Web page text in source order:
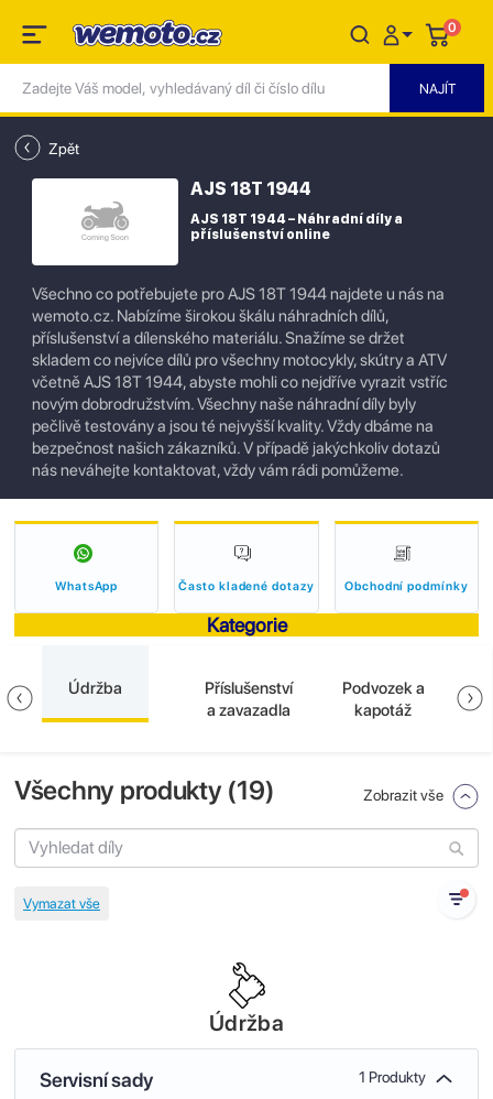
0
Zpět
AJS 18T 1944
AJS 18T 1944 – Náhradní díly a
příslušenství online
Všechno co potřebujete pro AJS 18T 1944 najdete u nás na
wemoto.cz. Nabízíme širokou škálu náhradních dílů,
příslušenství a dílenského materiálu. Snažíme se držet
skladem co nejvíce dílů pro všechny motocykly, skútry a ATV
včetně AJS 18T 1944, abyste mohli co nejdříve vyrazit vstříc
novým dobrodružstvím. Všechny naše náhradní díly byly
pečlivě testovány a jsou té nejvyšší kvality. Vždy dbáme na
bezpečnost našich zákazníků. V případě jakýchkoliv dotazů
nás neváhejte kontaktovat, vždy vám rádi pomůžeme.
WhatsApp Často kladené dotazy Obchodní podmínky
Kategorie
Údržba
Příslušenství
a zavazadla
Podvozek a
kapotáž
Všechny produkty (19) Zobrazit vše
Údržba
Servisní sady 1 Produkty